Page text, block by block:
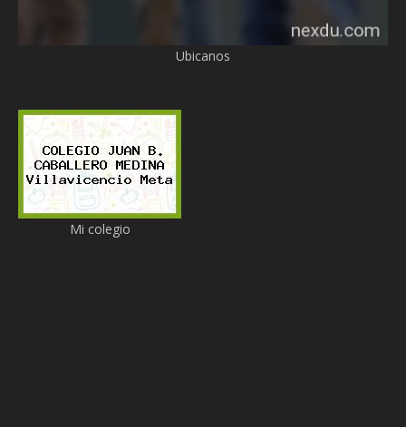
Ubicanos
Mi colegio